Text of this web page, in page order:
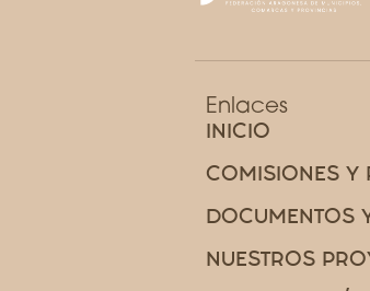
Enlaces
INICIO
COMISIONES Y
DOCUMENTOS
NUESTROS